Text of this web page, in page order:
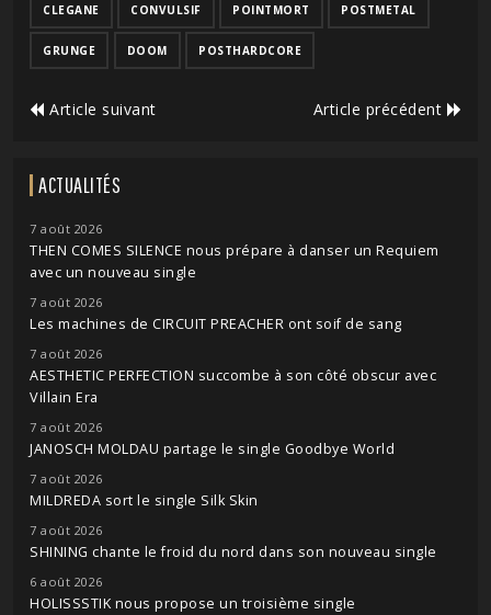
CLEGANE CONVULSIF POINTMORT POSTMETAL
GRUNGE DOOM POSTHARDCORE
Article suivant Article précédent
ACTUALITÉS
7 août 2026
THEN COMES SILENCE nous prépare à danser un Requiem
avec un nouveau single
7 août 2026
Les machines de CIRCUIT PREACHER ont soif de sang
7 août 2026
AESTHETIC PERFECTION succombe à son côté obscur avec
Villain Era
7 août 2026
JANOSCH MOLDAU partage le single Goodbye World
7 août 2026
MILDREDA sort le single Silk Skin
7 août 2026
SHINING chante le froid du nord dans son nouveau single
6 août 2026
HOLISSSTIK nous propose un troisième single